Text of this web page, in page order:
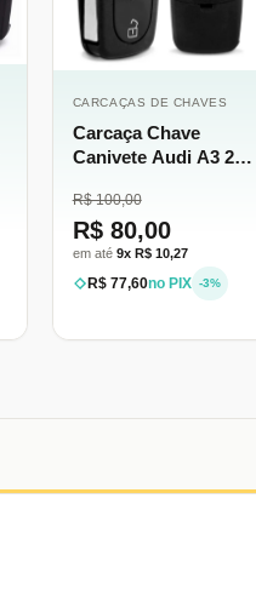
CARCAÇAS DE CHAVES
Carcaça Chave
Canivete Audi A3 2
R$ 100,00
R$ 80,00
em até 9x R$ 10,27
R$ 77,60no PIX -3%